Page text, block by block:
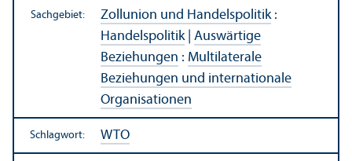
Sachgebiet: Zollunion und Handels­politik:
Handels­politik| Auswärtige
Beziehungen : Multilaterale
Beziehungen und internationale
Organisationen
Schlagwort: WTO